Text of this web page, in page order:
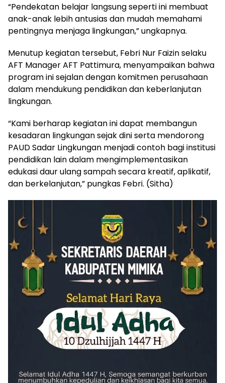
“Pendekatan belajar langsung seperti ini membuat
anak-anak lebih antusias dan mudah memahami
pentingnya menjaga lingkungan,” ungkapnya.
Menutup kegiatan tersebut, Febri Nur Faizin selaku
AFT Manager AFT Pattimura, menyampaikan bahwa
program ini sejalan dengan komitmen perusahaan
dalam mendukung pendidikan dan keberlanjutan
lingkungan.
“Kami berharap kegiatan ini dapat membangun
kesadaran lingkungan sejak dini serta mendorong
PAUD Sadar Lingkungan menjadi contoh bagi institusi
pendidikan lain dalam mengimplementasikan
edukasi daur ulang sampah secara kreatif, aplikatif,
dan berkelanjutan,” pungkas Febri. (Sitha)